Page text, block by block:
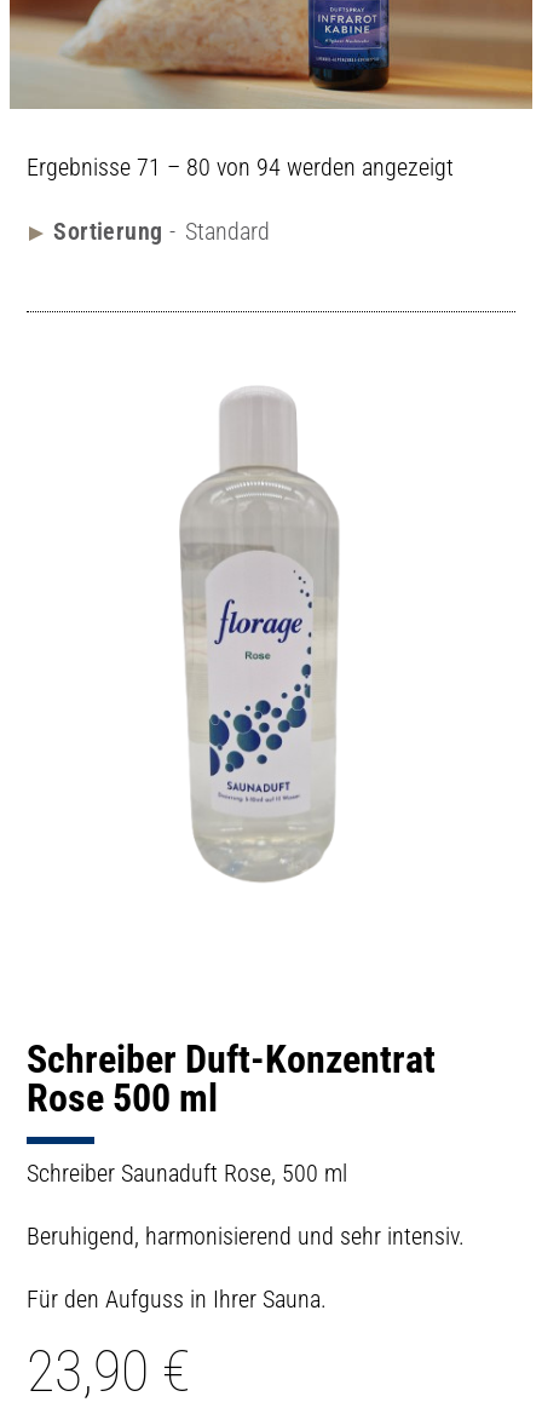
Ergebnisse 71 – 80 von 94 werden angezeigt
Standard
Schreiber Duft-Konzentrat
Rose 500 ml
Schreiber Saunaduft Rose, 500 ml
Beruhigend, harmonisierend und sehr intensiv.
Für den Aufguss in Ihrer Sauna.
23,90 €